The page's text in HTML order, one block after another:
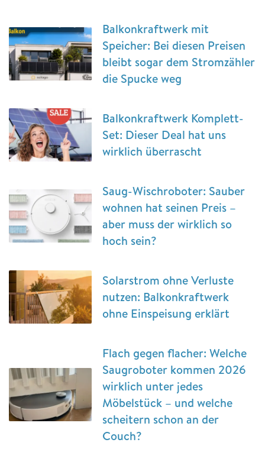
Balkonkraftwerk mit
Speicher: Bei diesen Preisen
bleibt sogar dem Stromzähler
die Spucke weg
Balkonkraftwerk Komplett-
Set: Dieser Deal hat uns
wirklich überrascht
Saug-Wischroboter: Sauber
wohnen hat seinen Preis –
aber muss der wirklich so
hoch sein?
Solarstrom ohne Verluste
nutzen: Balkonkraftwerk
ohne Einspeisung erklärt
Flach gegen flacher: Welche
Saugroboter kommen 2026
wirklich unter jedes
Möbelstück – und welche
scheitern schon an der
Couch?